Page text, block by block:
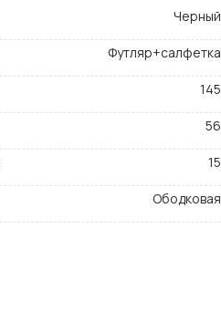
Черный
Футляр+салфетка
145
56
15
Ободковая